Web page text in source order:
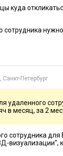
, директор по
ее могут помочь
Кроме
ищет
куда
Санкт-Петербург
удаленного
в месяц, за 2
сотрудника
визуализации",